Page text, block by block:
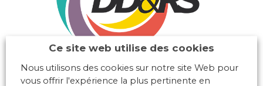
Ce site web utilise des cookies
Nous utilisons des cookies sur notre site Web pour
vous offrir l'expérience la plus pertinente en